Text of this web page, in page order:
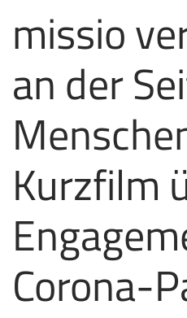
missio
an der
Kurzfilm
Corona-